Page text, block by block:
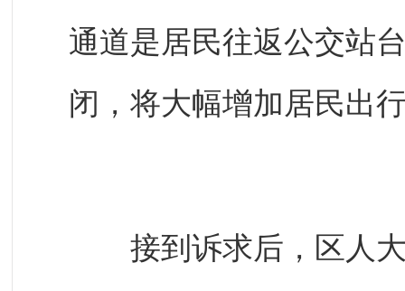
通道是居民往返公交站
闭，将大幅增加居民出
接到诉求后，区人大